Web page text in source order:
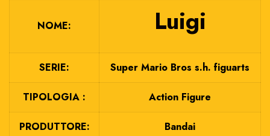
NOME: Luigi
SERIE: Super Mario Bros s.h. figuarts
TIPOLOGIA : Action Figure
PRODUTTORE: Bandai